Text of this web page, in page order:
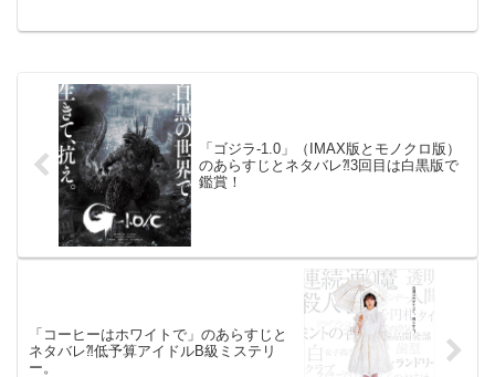
「ゴジラ-1.0」（IMAX版とモノクロ版）
のあらすじとネタバレ⁈3回目は白黒版で
鑑賞！
「コーヒーはホワイトで」のあらすじと
ネタバレ⁈低予算アイドルB級ミステリ
ー。